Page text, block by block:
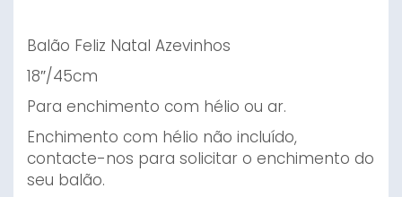
Balão Feliz Natal Azevinhos
18″/45cm
Para enchimento com hélio ou ar.
Enchimento com hélio não incluído,
contacte-nos para solicitar o enchimento do
seu balão.